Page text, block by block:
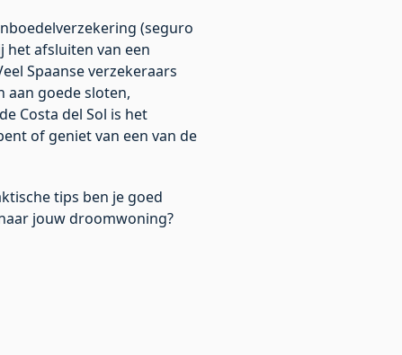
(seguro
het afsluiten van een
Spaanse verzekeraars
aan goede sloten,
Costa del Sol is het
of geniet van een van de
tips ben je goed
jouw droomwoning?